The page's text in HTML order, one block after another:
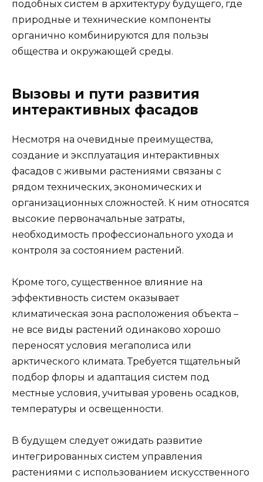
подобных систем в архитектуру будущего, где
природные и технические компоненты
органично комбинируются для пользы
общества и окружающей среды.
Вызовы и пути развития
интерактивных фасадов
Несмотря на очевидные преимущества,
создание и эксплуатация интерактивных
фасадов с живыми растениями связаны с
рядом технических, экономических и
организационных сложностей. К ним относятся
высокие первоначальные затраты,
необходимость профессионального ухода и
контроля за состоянием растений.
Кроме того, существенное влияние на
эффективность систем оказывает
климатическая зона расположения объекта –
не все виды растений одинаково хорошо
переносят условия мегаполиса или
арктического климата. Требуется тщательный
подбор флоры и адаптация систем под
местные условия, учитывая уровень осадков,
температуры и освещенности.
В будущем следует ожидать развитие
интегрированных систем управления
растениями с использованием искусственного